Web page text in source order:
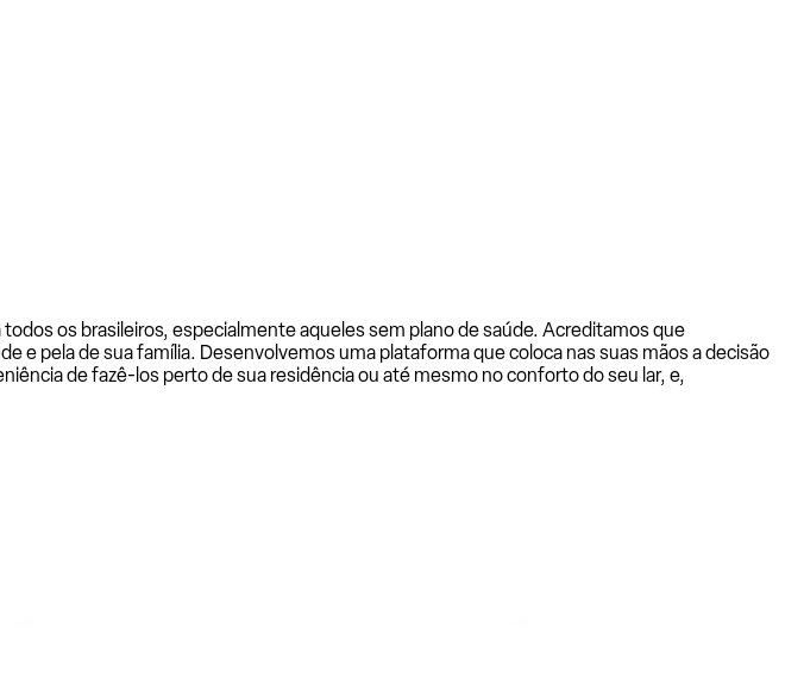
os brasileiros, especialmente aqueles sem plano de saúde. Acreditamos que
e pela de sua família. Desenvolvemos uma plataforma que coloca nas suas mãos a decisão
de fazê-los perto de sua residência ou até mesmo no conforto do seu lar, e,